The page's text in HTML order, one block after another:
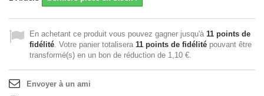
En achetant ce produit vous pouvez gagner jusqu'à 11 points de
fidélité. Votre panier totalisera 11 points de fidélité pouvant être
transformé(s) en un bon de réduction de 1,10 €.
Envoyer à un ami